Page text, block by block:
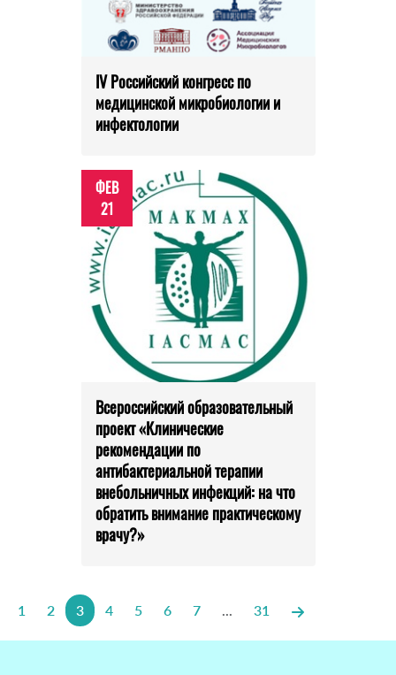
IV Российский конгресс по
медицинской микробиологии и
инфектологии
ФЕВ
21
Всероссийский образовательный
проект «Клинические
рекомендации по
антибактериальной терапии
внебольничных инфекций: на что
обратить внимание практическому
врачу?»
1 2 3 4 5 6 7 ... 31